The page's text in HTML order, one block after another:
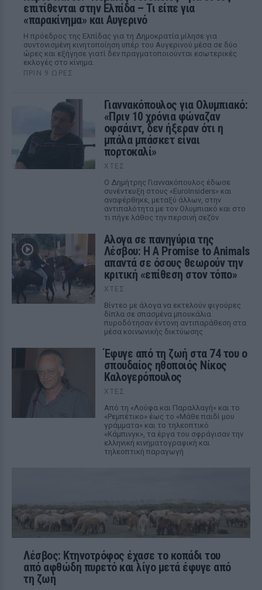
επιτίθενται στην Ελπίδα – Τι είπε για
«παρακίνημα» και Αυγερινό
Η πρόεδρος της Ελπίδας για τη Δημοκρατία μίλησε για
συντονισμένη κινητοποίηση υπέρ του Αυγερινού μέσα σε δύο
ώρες και εξήγησε γιατί δεν πραγματοποιούνται εσωτερικές
εκλογές στο κίνημα.
ΠΡΙΝ 9 ΏΡΕΣ
Γιαννακόπουλος για Ολυμπιακό:
«Πριν 10 χρόνια φώναζαν
οφσάιντ, δεν ήξεραν ότι η
μπάλα μπάσκετ είναι
πορτοκαλί»
ΧΤΕΣ
Ο Δημήτρης Γιαννακόπουλος έδωσε
συνέντευξη στους «EuroInsiders» και
αναφέρθηκε, μεταξύ άλλων, στην
αντιπαλότητα με τον Ολυμπιακό και στο
τι πήγε λάθος την περσινή σεζόν
Αλογα σε πανηγύρια της
Λέσβου: Η A Promise to Animals
απαντά σε όσους θεωρούν την
κριτική «επίθεση στον τόπο»
ΧΤΕΣ
Βίντεο με άλογα να εκτελούν φιγούρες
δίπλα σε σπασμένα μπουκάλια
πυροδότησαν έντονη αντιπαράθεση στα
μέσα κοινωνικής δικτύωσης
Έφυγε από τη ζωή στα 74 του ο
σπουδαίος ηθοποιός Νίκος
Καλογερόπουλος
ΧΤΕΣ
Από τη «Λούφα και Παραλλαγή» και το
«Ρεμπέτικο» έως το «Μάθε παιδί μου
γράμματα» και το τηλεοπτικό
«Κάμπινγκ», τα έργα του σφράγισαν την
ελληνική κινηματογραφική και
τηλεοπτική παραγωγή
Λέσβος: Κτηνοτρόφος έχασε το κοπάδι του
από αφθώδη πυρετό και λίγο μετά έφυγε από
τη ζωή